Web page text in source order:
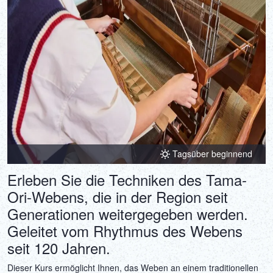
Tagsüber beginnend
Erleben Sie die Techniken des Tama-
Ori-Webens, die in der Region seit
Generationen weitergegeben werden.
Geleitet vom Rhythmus des Webens
seit 120 Jahren.
Dieser Kurs ermöglicht Ihnen, das Weben an einem traditionellen